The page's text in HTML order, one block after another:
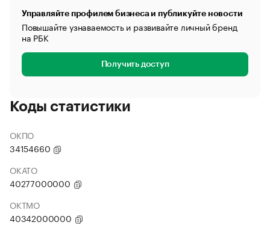
Управляйте профилем бизнеса и публикуйте новости
Повышайте узнаваемость и развивайте личный бренд
на РБК
Получить доступ
Коды статистики
ОКПО
34154660
ОКАТО
40277000000
ОКТМО
40342000000